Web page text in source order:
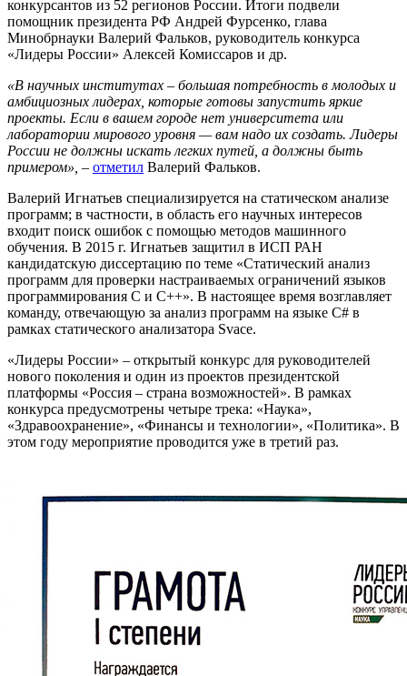
конкурсантов из 52 регионов России. Итоги подвели
помощник президента РФ Андрей Фурсенко, глава
Минобрнауки Валерий Фальков, руководитель конкурса
«Лидеры России» Алексей Комиссаров и др.
«В научных институтах – большая потребность в молодых и
амбициозных лидерах, которые готовы запустить яркие
проекты. Если в вашем городе нет университета или
лаборатории мирового уровня — вам надо их создать. Лидеры
России не должны искать легких путей, а должны быть
примером», – отметил Валерий Фальков.
Валерий Игнатьев специализируется на статическом анализе
программ; в частности, в область его научных интересов
входит поиск ошибок с помощью методов машинного
обучения. В 2015 г. Игнатьев защитил в ИСП РАН
кандидатскую диссертацию по теме «Статический анализ
программ для проверки настраиваемых ограничений языков
программирования С и С++». В настоящее время возглавляет
команду, отвечающую за анализ программ на языке C# в
рамках статического анализатора Svace.
«Лидеры России» – открытый конкурс для руководителей
нового поколения и один из проектов президентской
платформы «Россия – страна возможностей». В рамках
конкурса предусмотрены четыре трека: «Наука»,
«Здравоохранение», «Финансы и технологии», «Политика». В
этом году мероприятие проводится уже в третий раз.